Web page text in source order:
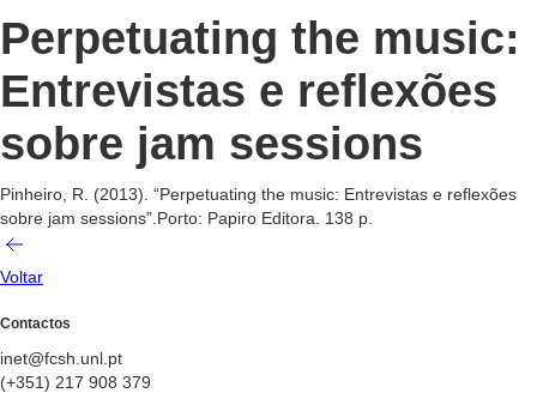
Perpetuating the music:
Entrevistas e reflexões
sobre jam sessions
Pinheiro, R. (2013). “Perpetuating the music: Entrevistas e reflexões
sobre jam sessions”.Porto: Papiro Editora. 138 p.
Voltar
Contactos
inet@fcsh.unl.pt
(+351) 217 908 379